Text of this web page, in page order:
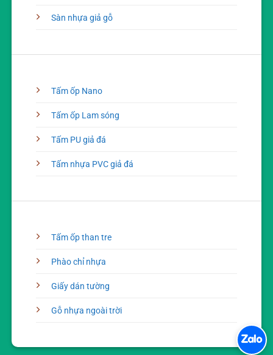
Sàn nhựa giả gỗ
Tấm ốp Nano
Tấm ốp Lam sóng
Tấm PU giả đá
Tấm nhựa PVC giả đá
Tấm ốp than tre
Phào chỉ nhựa
Giấy dán tường
Gỗ nhựa ngoài trời